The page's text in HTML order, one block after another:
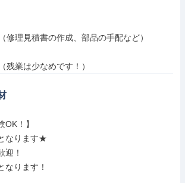
修理見積書の作成、部品の手配など）
残業は少なめです！）
OK！】
なります★
迎！
ります！